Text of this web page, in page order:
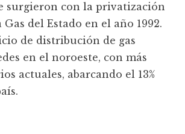
surgieron con la privatización
Gas del Estado en el año 1992.
de distribución de gas
en el noroeste, con más
actuales, abarcando el 13%